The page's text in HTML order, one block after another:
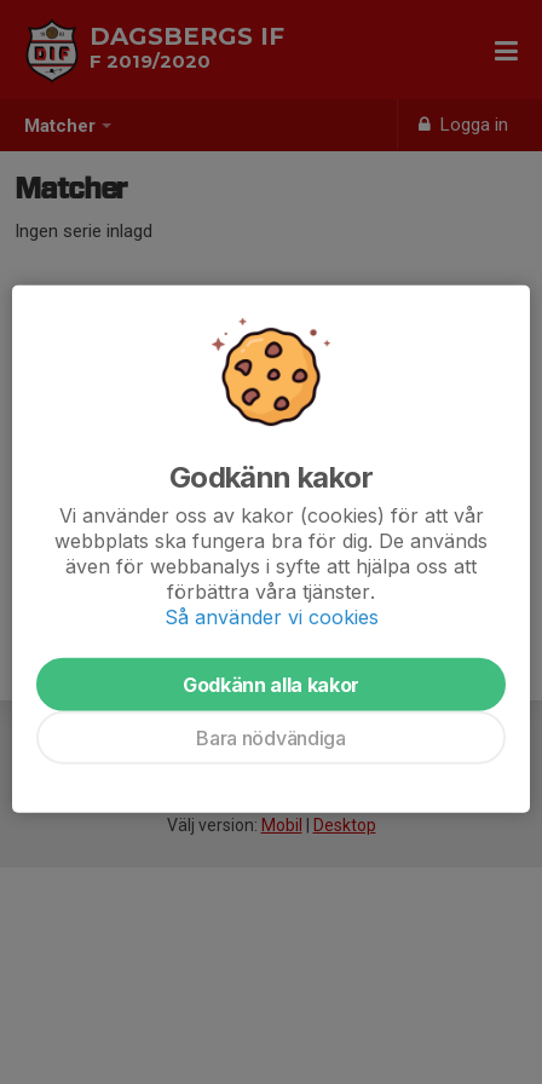
Matcher Logga in
DAGSBERGS IF
F 2019/2020
Matcher
Ingen serie inlagd
Välj version: Mobil Desktop
Godkänn kakor
Vi använder oss av kakor (cookies) för att vår
webbplats ska fungera bra för dig. De används
även för webbanalys i syfte att hjälpa oss att
förbättra våra tjänster.
Så använder vi cookies
Godkänn alla kakor
Bara nödvändiga